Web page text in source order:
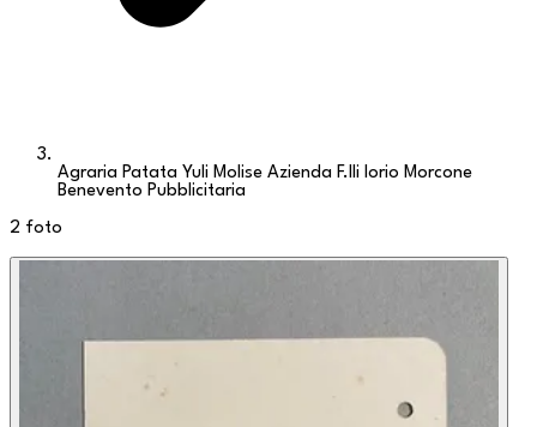
Agraria Patata Yuli Molise Azienda F.lli Iorio Morcone
Benevento Pubblicitaria
2 foto